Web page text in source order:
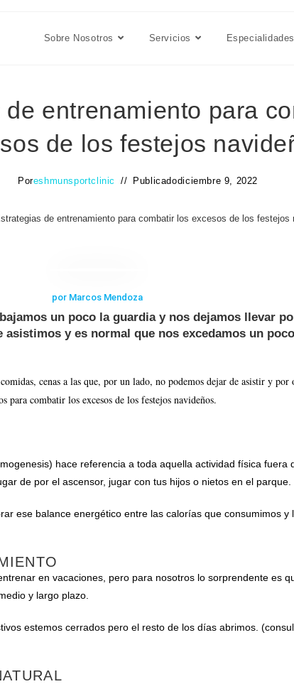
Sobre Nosotros Servicios Especialidades
entrenamiento para
de los festejos
Poreshmunsportclinic Publicadodiciembre 9, 2022
de entrenamiento para combatir los excesos de los festejos
por Marcos Mendoza
un poco la guardia y nos dejamos llevar
y es normal que nos excedamos un
cenas a las que, por un lado, no podemos dejar de asistir y
para combatir los excesos de los festejos navideños.
hace referencia a toda aquella actividad física
de por el ascensor, jugar con tus hijos o nietos en el parque.
ese balance energético entre las calorías que consumimos y
en vacaciones, pero para nosotros lo sorprendente es
y largo plazo.
estemos cerrados pero el resto de los días abrimos.